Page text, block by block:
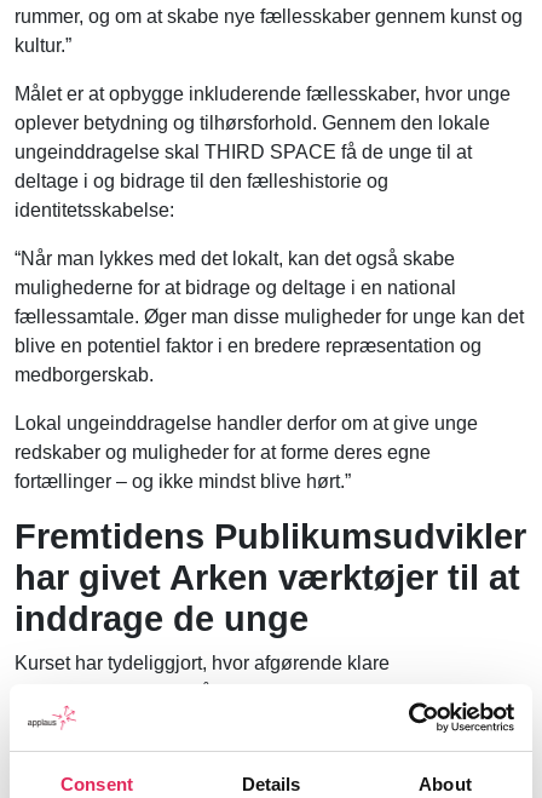
Consent Details About
rummer, og om at skabe nye fællesskaber gennem kunst og
kultur.”
Målet er at opbygge inkluderende fællesskaber, hvor unge
oplever betydning og tilhørsforhold. Gennem den lokale
ungeinddragelse skal THIRD SPACE få de unge til at
deltage i og bidrage til den fælleshistorie og
identitetsskabelse:
“Når man lykkes med det lokalt, kan det også skabe
mulighederne for at bidrage og deltage i en national
fællessamtale. Øger man disse muligheder for unge kan det
blive en potentiel faktor i en bredere repræsentation og
medborgerskab.
Lokal ungeinddragelse handler derfor om at give unge
redskaber og muligheder for at forme deres egne
fortællinger – og ikke mindst blive hørt.”
Fremtidens Publikumsudvikler
har givet Arken værktøjer til at
inddrage de unge
Kurset har tydeliggjort, hvor afgørende klare
kulturskabere i komplekse projekter: